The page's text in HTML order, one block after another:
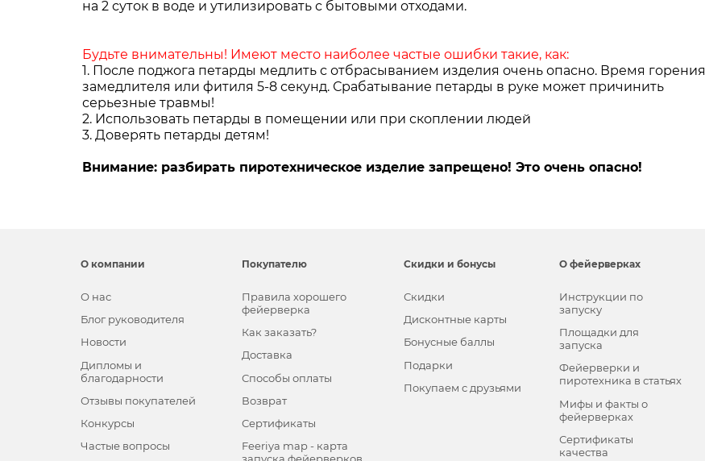
на 2 суток в воде и утилизировать с бытовыми отходами.
Будьте внимательны! Имеют место наиболее частые ошибки такие, как:
1. После поджога петарды медлить с отбрасыванием изделия очень опасно. Время горения
замедлителя или фитиля 5-8 секунд. Срабатывание петарды в руке может причинить
серьезные травмы!
2. Использовать петарды в помещении или при скоплении людей
3. Доверять петарды детям!
Внимание: разбирать пиротехническое изделие запрещено! Это очень опасно!
О компании
О нас
Блог руководителя
Новости
Дипломы и
благодарности
Отзывы покупателей
Конкурсы
Частые вопросы
Покупателю
Правила хорошего
фейерверка
Как заказать?
Доставка
Способы оплаты
Возврат
Сертификаты
Feeriya map - карта
Скидки и бонусы
Скидки
Дисконтные карты
Бонусные баллы
Подарки
Покупаем с друзьями
О фейерверках
Инструкции по
запуску
Площадки для
запуска
Фейерверки и
пиротехника в статьях
Мифы и факты о
фейерверках
Сертификаты
качества